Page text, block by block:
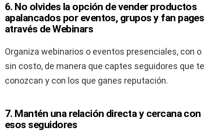
6. No olvides la opción de vender productos
apalancados por eventos, grupos y fan pages
através de Webinars
Organiza webinarios o eventos presenciales, con o
sin costo, de manera que captes seguidores que te
conozcan y con los que ganes reputación.
7. Mantén una relación directa y cercana con
esos seguidores